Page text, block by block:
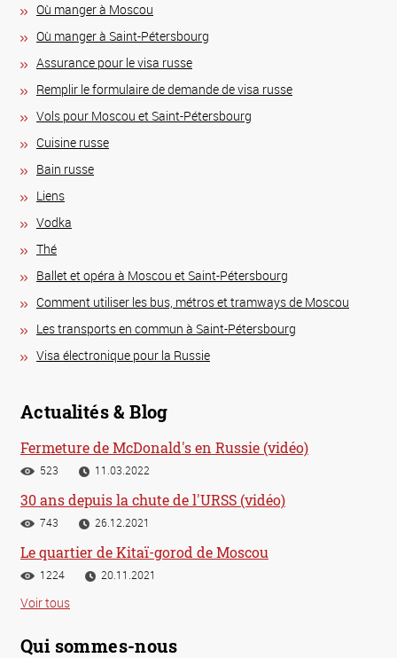
Où manger à Moscou
Où manger à Saint-Pétersbourg
Assurance pour le visa russe
Remplir le formulaire de demande de visa russe
Vols pour Moscou et Saint-Pétersbourg
Сuisine russe
Bain russe
Liens
Vodka
Thé
Ballet et opéra à Moscou et Saint-Pétersbourg
Comment utiliser les bus, métros et tramways de Moscou
Les transports en commun à Saint-Pétersbourg
Visa électronique pour la Russie
Actualités & Blog
Fermeture de McDonald's en Russie (vidéo)
523 11.03.2022
30 ans depuis la chute de l'URSS (vidéo)
743 26.12.2021
Le quartier de Kitaï-gorod de Moscou
1224 20.11.2021
Voir tous
Qui sommes-nous